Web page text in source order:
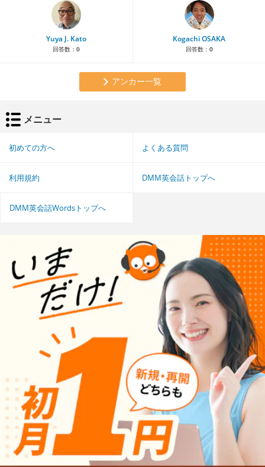
Yuya J. Kato
回答数： 0
Kogachi OSAKA
回答数： 0
アンカー一覧
メニュー
初めての方へ よくある質問
利用規約 DMM英会話トップへ
DMM英会話Wordsトップへ